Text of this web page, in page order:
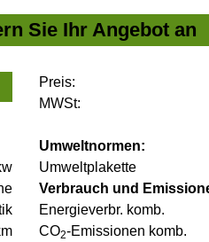
Sie Ihr Angebot an
Preis:
MWSt:
Umweltnormen:
Umweltplakette
Verbrauch und
Energieverbr. komb.
CO2-Emissionen komb.